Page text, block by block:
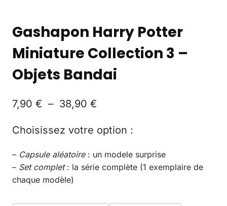
Gashapon Harry Potter
Miniature Collection 3 –
Objets Bandai
7,90 € – 38,90 €
Choisissez votre option :
– Capsule aléatoire: un modele surprise
– Set complet: la série complète (1 exemplaire de
chaque modèle)